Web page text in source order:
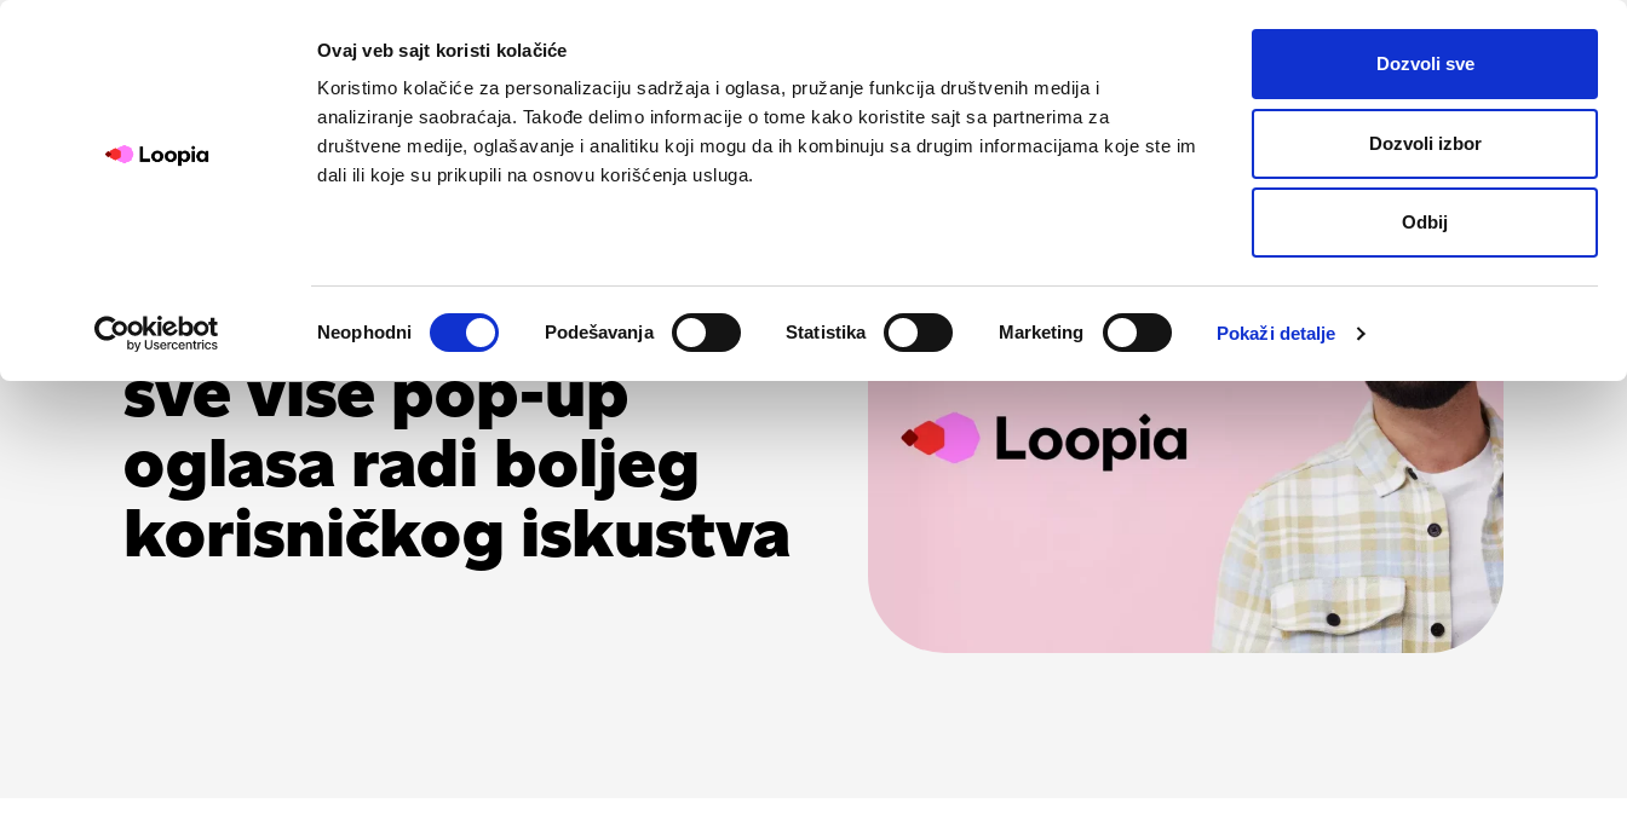
Ovaj veb sajt koristi kolačiće
Koristimo kolačiće za personalizaciju sadržaja i oglasa, pružanje funkcija društvenih medija i
analiziranje saobraćaja. Takođe delimo informacije o tome kako koristite sajt sa partnerima za
društvene medije, oglašavanje i analitiku koji mogu da ih kombinuju sa drugim informacijama koje ste im
dali ili koje su prikupili na osnovu korišćenja usluga.
сагласности
Neophodni Podešavanja Statistika Marketing Pokaži detalje
Dozvoli sve
Dozvoli izbor
Odbij
Google ograničava
sve više pop-up
oglasa radi boljeg
korisničkog iskustva